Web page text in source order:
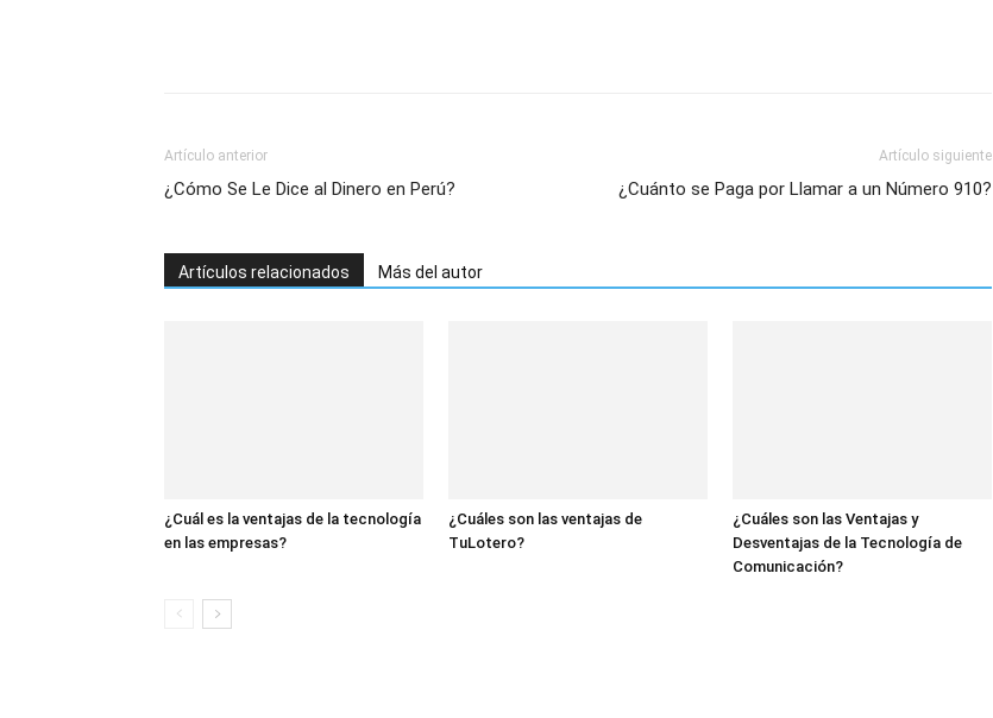
Artículo anterior
¿Cómo Se Le Dice al Dinero en Perú?
Artículo siguiente
¿Cuánto se Paga por Llamar a un Número 910?
Artículos relacionados Más del autor
¿Cuál es la ventajas de la tecnología
en las empresas?
¿Cuáles son las ventajas de
TuLotero?
¿Cuáles son las Ventajas y
Desventajas de la Tecnología de
Comunicación?